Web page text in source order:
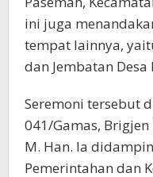
ini juga
tempat lainnya,
dan Jembatan
Seremoni tersebut
041/Gamas, Brigjen
M. Han. Ia
Pemerintahan dan